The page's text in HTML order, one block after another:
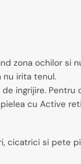
zona ochilor si
nu irita tenul.
ingrijire. Pentru
cu Active
cicatrici si pete